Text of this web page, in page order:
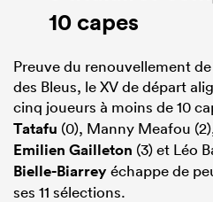
10 capes
Preuve du renouvellement
des Bleus, le XV de départ
cinq joueurs à moins de 10
Tatafu (0), Manny Meafou
Emilien Gailleton (3) et Léo
Bielle-Biarreyéchappe de
ses 11 sélections.